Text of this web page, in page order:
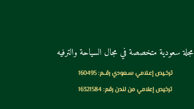
مجلة سعودية متخصصة في مجال السياحة والترفيه
ترخـيص إعـلامي سـعودي رقــم: 160495
ترخيص إعلامي من لندن رقم: 16321584